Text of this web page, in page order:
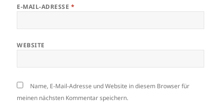
E-MAIL-ADRESSE *
WEBSITE
Name, E-Mail-Adresse und Website in diesem Browser für
meinen nächsten Kommentar speichern.